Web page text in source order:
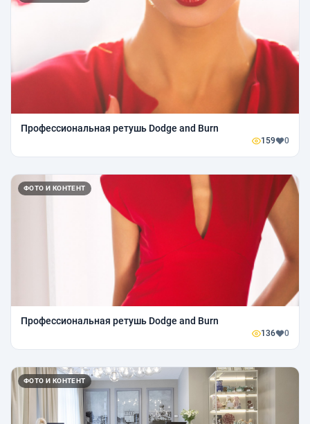
Профессиональная ретушь Dodge and Burn
159 0
ФОТО И КОНТЕНТ
Профессиональная ретушь Dodge and Burn
136 0
ФОТО И КОНТЕНТ